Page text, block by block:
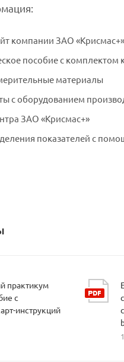
компании ЗАО «Крисмас+»
пособие с комплектом
материалы
с оборудованием
ЗАО «Крисмас+»
показателей с
практикум
с
инструкций